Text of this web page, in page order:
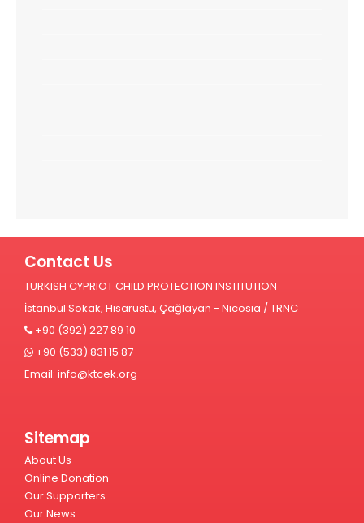
Contact Us
TURKISH CYPRIOT CHILD PROTECTION INSTITUTION
İstanbul Sokak, Hisarüstü, Çağlayan - Nicosia / TRNC
+90 (392) 227 89 10
+90 (533) 831 15 87
Email: info@ktcek.org
Sitemap
About Us
Online Donation
Our Supporters
Our News